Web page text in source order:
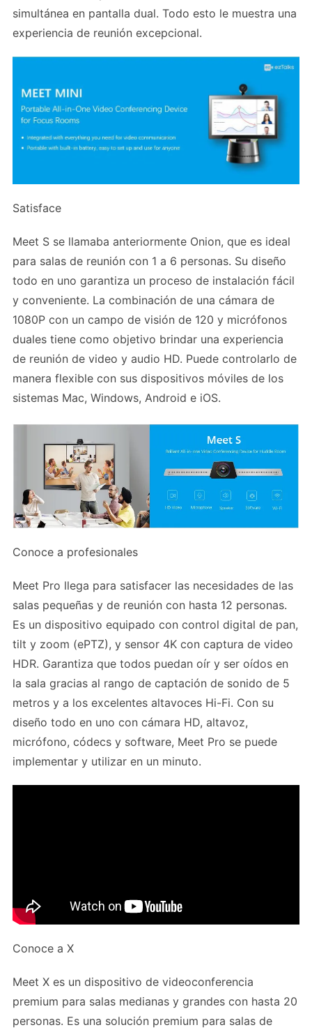
simultánea en pantalla dual. Todo esto le muestra una
experiencia de reunión excepcional.
Satisface
Meet S se llamaba anteriormente Onion, que es ideal
para salas de reunión con 1 a 6 personas. Su diseño
todo en uno garantiza un proceso de instalación fácil
y conveniente. La combinación de una cámara de
1080P con un campo de visión de 120 y micrófonos
duales tiene como objetivo brindar una experiencia
de reunión de video y audio HD. Puede controlarlo de
manera flexible con sus dispositivos móviles de los
sistemas Mac, Windows, Android e iOS.
Conoce a profesionales
Meet Pro llega para satisfacer las necesidades de las
salas pequeñas y de reunión con hasta 12 personas.
Es un dispositivo equipado con control digital de pan,
tilt y zoom (ePTZ), y sensor 4K con captura de video
HDR. Garantiza que todos puedan oír y ser oídos en
la sala gracias al rango de captación de sonido de 5
metros y a los excelentes altavoces Hi-Fi. Con su
diseño todo en uno con cámara HD, altavoz,
micrófono, códecs y software, Meet Pro se puede
implementar y utilizar en un minuto.
Conoce a X
Meet X es un dispositivo de videoconferencia
premium para salas medianas y grandes con hasta 20
personas. Es una solución premium para salas de